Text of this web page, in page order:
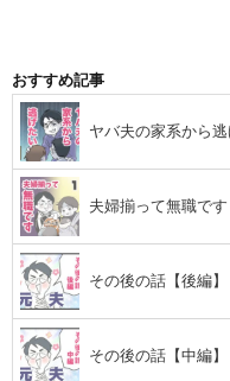
おすすめ記事
ヤバ夫の家系から
夫婦揃って無職で
その後の話【後編】
その後の話【中編】